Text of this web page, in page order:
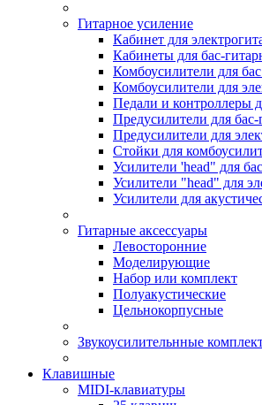
Гитарное усиление
Кабинет для
Кабинеты для бас-
Комбоусилители для
Комбоусилители для
Педали и контроллеры
Предусилители для бас-
Предусилители для
Стойки для
Усилители 'head" для
Усилители "head" для
Усилители для
Гитарные аксессуары
Левосторонние
Моделирующие
Набор или комплект
Полуакустические
Цельнокорпусные
Звукоусилительнные
Клавишные
MIDI-клавиатуры